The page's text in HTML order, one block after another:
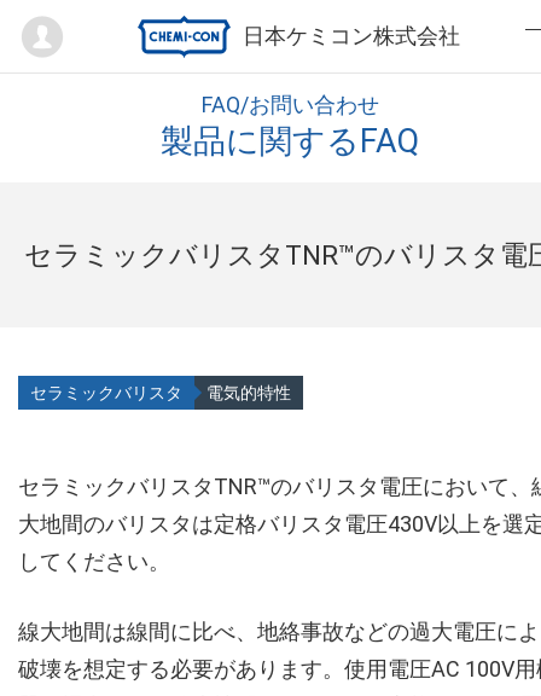
日本ケミコン株式会社
Mypage
FAQ/お問い合わせ
製品に関するFAQ
セラミックバリスタTNR™のバリスタ電
セラミックバリスタ 電気的特性
セラミックバリスタTNR™のバリスタ電圧において、
大地間のバリスタは定格バリスタ電圧430V以上を選
してください。
線大地間は線間に比べ、地絡事故などの過大電圧に
破壊を想定する必要があります。使用電圧AC 100V用